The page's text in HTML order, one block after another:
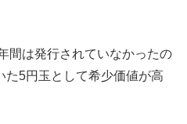
間は発行されていなかったの
た5円玉として希少価値が高